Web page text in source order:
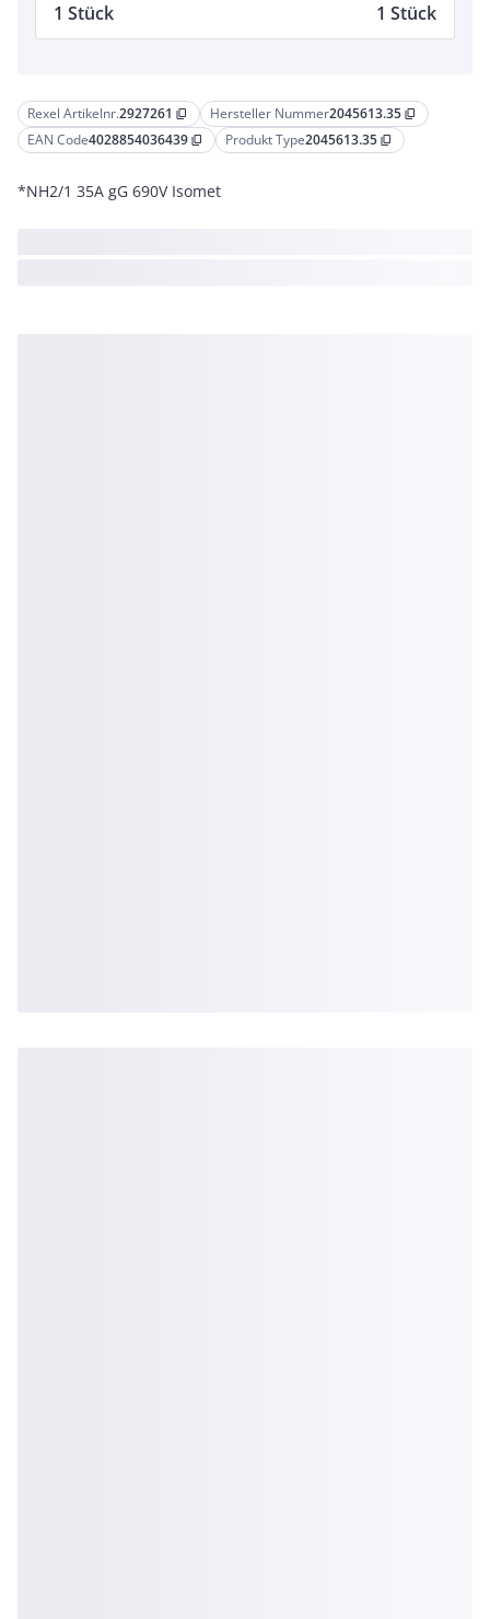
Rexel Artikelnr.2927261 content_copy Hersteller Nummer2045613.35 content_copy
EAN Code4028854036439 content_copy Produkt Type2045613.35 content_copy
*NH2/1 35A gG 690V Isomet
1 Stück 1 Stück